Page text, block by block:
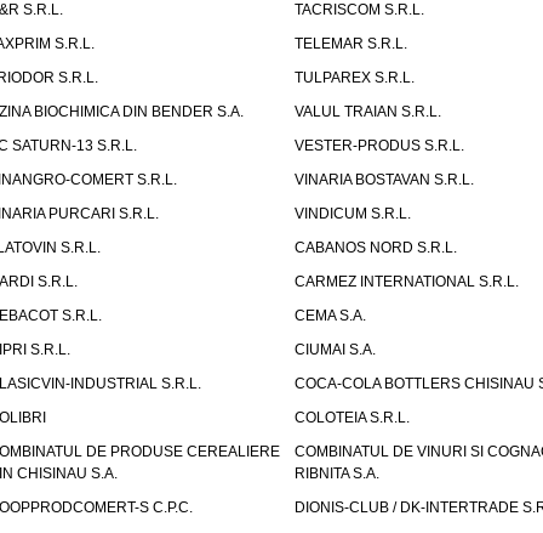
S.R.L.
TACRISCOM S.R.L.
S.R.L.
TELEMAR S.R.L.
S.R.L.
TULPAREX S.R.L.
BIOCHIMICA DIN BENDER S.A.
VALUL TRAIAN S.R.L.
SATURN-13 S.R.L.
VESTER-PRODUS S.R.L.
COMERT S.R.L.
VINARIA BOSTAVAN S.R.L.
PURCARI S.R.L.
VINDICUM S.R.L.
S.R.L.
CABANOS NORD S.R.L.
S.R.L.
CARMEZ INTERNATIONAL S.R.L.
S.R.L.
CEMA S.A.
S.R.L.
CIUMAI S.A.
INDUSTRIAL S.R.L.
COCA-COLA BOTTLERS CHISINAU
COLOTEIA S.R.L.
DE PRODUSE CEREALIERE
CHISINAU S.A.
COMBINATUL DE VINURI SI
RIBNITA S.A.
S C.P.C.
DIONIS-CLUB / DK-INTERTRADE